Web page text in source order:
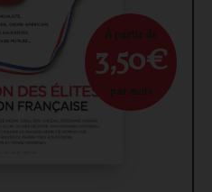
À partir de
3,50€
par mois